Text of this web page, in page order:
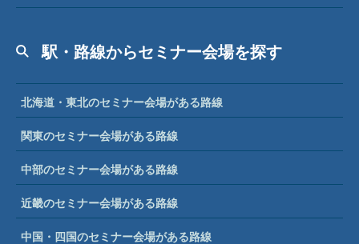
駅・路線からセミナー会場を探す
北海道・東北のセミナー会場がある路線
関東のセミナー会場がある路線
中部のセミナー会場がある路線
近畿のセミナー会場がある路線
中国・四国のセミナー会場がある路線